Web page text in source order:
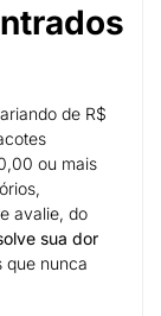
de R$
ou mais
avalie, do
sua dor
que nunca